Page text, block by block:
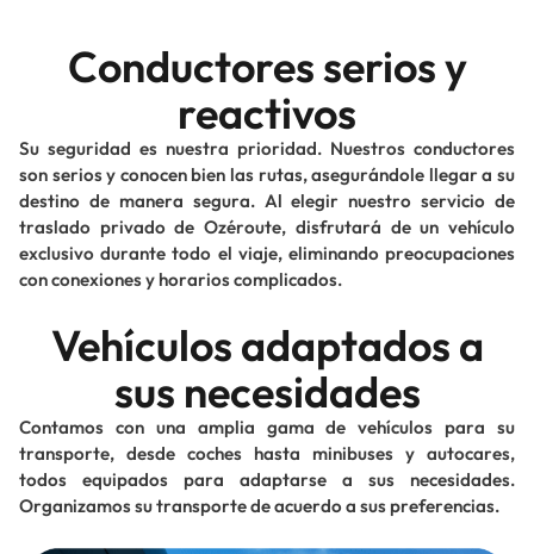
Conductores serios y
reactivos
Su seguridad es nuestra prioridad. Nuestros conductores
son serios y conocen bien las rutas, asegurándole llegar a su
destino de manera segura. Al elegir nuestro servicio de
traslado privado de Ozéroute, disfrutará de un vehículo
exclusivo durante todo el viaje, eliminando preocupaciones
con conexiones y horarios complicados.
Vehículos adaptados a
sus necesidades
Contamos con una amplia gama de vehículos para su
transporte, desde coches hasta minibuses y autocares,
todos equipados para adaptarse a sus necesidades.
Organizamos su transporte de acuerdo a sus preferencias.